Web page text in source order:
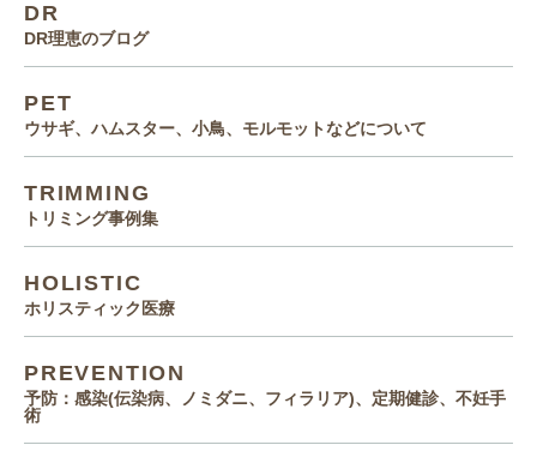
DR
DR理恵のブログ
PET
ウサギ、ハムスター、小鳥、モルモットなどについて
TRIMMING
トリミング事例集
HOLISTIC
ホリスティック医療
PREVENTION
予防：感染(伝染病、ノミダニ、フィラリア)、定期健診、不妊手
術